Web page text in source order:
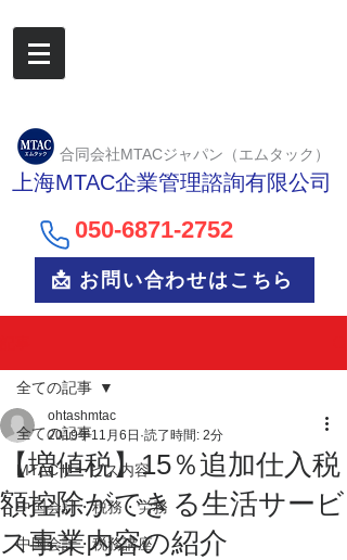
合同会社MTACジャパン（エムタック）
上海MTAC企業管理諮詢有限公司
050-6871-2752
📩 お問い合わせはこちら
全ての記事
MTACサービス内容
中国会計・税務・労務
中国会計・税務講座
全ての記事
【増値税】15％追加仕入税
額控除ができる生活サービ
ス事業内容の紹介
ohtashmtac
2019年11月6日 読了時間: 2分